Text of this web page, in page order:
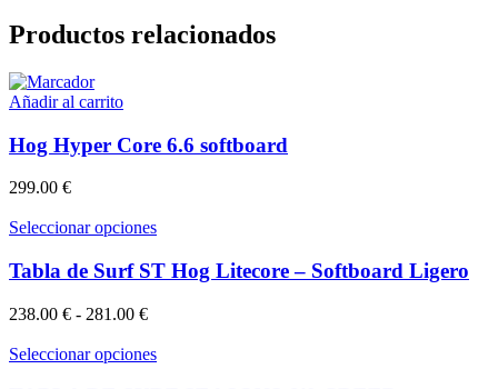
Productos relacionados
Añadir al carrito
Hog Hyper Core 6.6 softboard
299.00 €
Seleccionar opcionesEste
tiene
múltiples
se
Tabla de Surf ST Hog Litecore – Softboard Ligero
238.00 € - 281.00 €Rango
precios:
Seleccionar opcionesEste